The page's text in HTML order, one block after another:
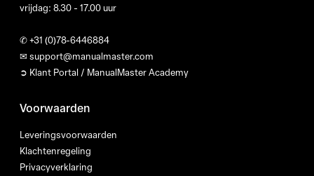
vrijdag: 8.30 - 17.00 uur
✆+31 (0)78-6446884
✉ support@manualmaster.com
➲ Klant Portal / ManualMaster Academy
Voorwaarden
Leveringsvoorwaarden
Klachtenregeling
Privacyverklaring